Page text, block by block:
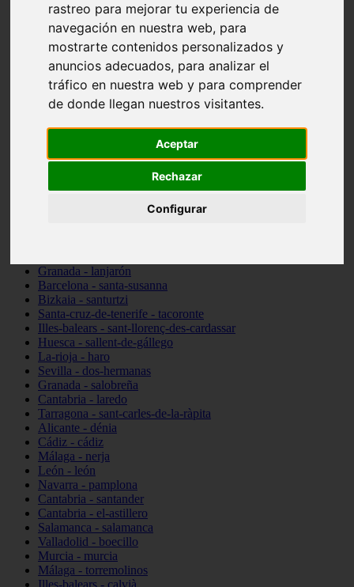
rastreo para mejorar tu experiencia de
navegación en nuestra web, para
mostrarte contenidos personalizados y
anuncios adecuados, para analizar el
tráfico en nuestra web y para comprender
de donde llegan nuestros visitantes.
Aceptar
Rechazar
Configurar
Huesca - alquézar
Huesca - castejón-de-sos
Lleida - alt-àneu
Córdoba - almedinilla
Navarra - zangoza
Cantabria - arenas-de-iguña
Barcelona - la-pobla-de-lillet
Murcia - cartagena
Madrid - nuevo-baztán
Granada - lanjarón
Barcelona - santa-susanna
Bizkaia - santurtzi
Santa-cruz-de-tenerife - tacoronte
Illes-balears - sant-llorenç-des-cardassar
Huesca - sallent-de-gállego
La-rioja - haro
Sevilla - dos-hermanas
Granada - salobreña
Cantabria - laredo
Tarragona - sant-carles-de-la-ràpita
Alicante - dénia
Cádiz - cádiz
Málaga - nerja
León - león
Navarra - pamplona
Cantabria - santander
Cantabria - el-astillero
Salamanca - salamanca
Valladolid - boecillo
Murcia - murcia
Málaga - torremolinos
Illes-balears - calvià